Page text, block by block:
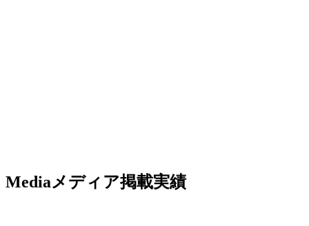
Mediaメディア掲載実績